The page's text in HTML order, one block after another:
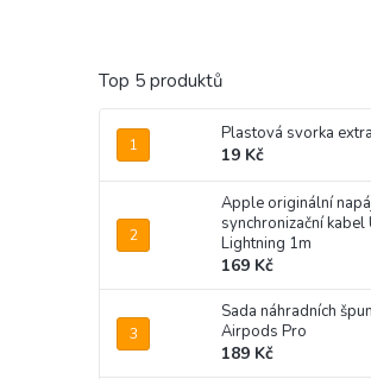
Top 5 produktů
Plastová svorka
19 Kč
Apple originální
synchronizační kabel
Lightning 1m
169 Kč
Sada náhradních
Airpods Pro
189 Kč